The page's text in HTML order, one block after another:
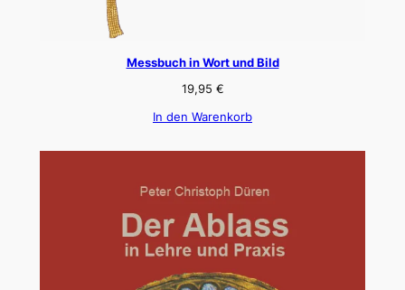
Messbuch in Wort und Bild
19,95 €
In den Warenkorb